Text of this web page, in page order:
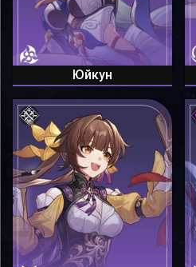
Юйкун